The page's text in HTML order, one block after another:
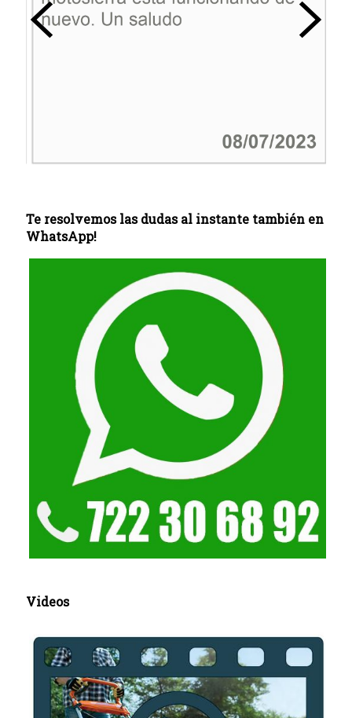
Te resolvemos las dudas al instante también en
WhatsApp!
Videos